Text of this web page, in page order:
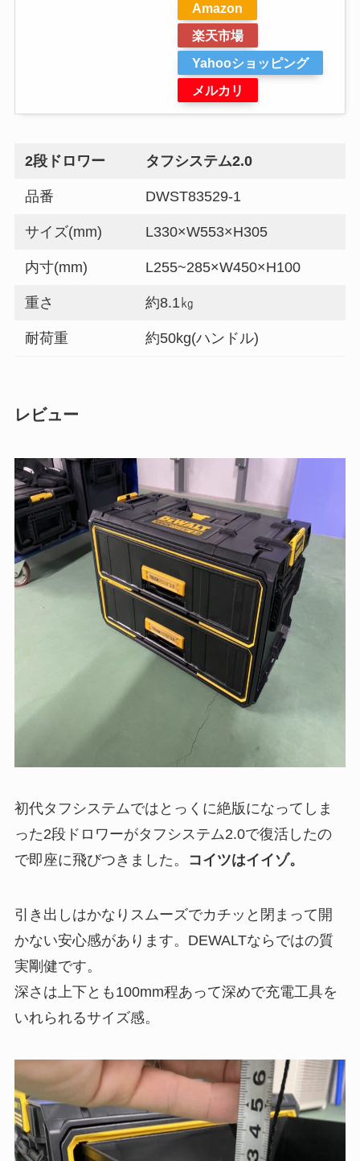
Amazon
楽天市場
Yahooショッピング
メルカリ
2段ドロワー タフシステム2.0
品番 DWST83529-1
サイズ(mm) L330×W553×H305
内寸(mm) L255~285×W450×H100
重さ 約8.1㎏
耐荷重 約50kg(ハンドル)
レビュー
初代タフシステムではとっくに絶版になってしま
った2段ドロワーがタフシステム2.0で復活したの
で即座に飛びつきました。
コイツはイイゾ。
引き出しはかなりスムーズでカチッと閉まって開
かない安心感があります。DEWALTならではの質
実剛健です。
深さは上下とも100mm程あって深めで充電工具を
いれられるサイズ感。